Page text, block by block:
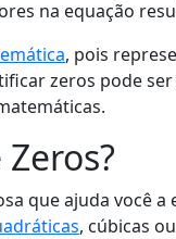
na equação
, pois
zeros pode ser
que ajuda você
, cúbicas